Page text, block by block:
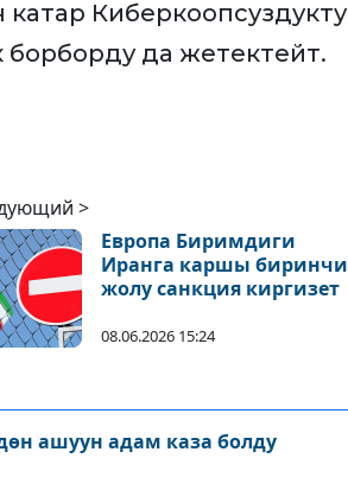
Киберкоопсуздукту
да жетектейт.
>
Европа Биримдиги
Иранга каршы биринчи
жолу санкция киргизет
08.06.2026 15:24
ашуун адам каза болду